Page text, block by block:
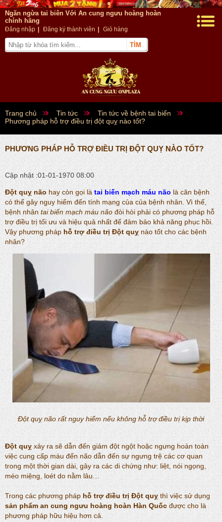
Ngăn ngừa tai biên Với An cung ngưu hoàng hoàn
chính hãng
Đăng nhập Đăng ký thành viên Giỏ hàng
Trang chủ Tin tức
Tin tức về bệnh tai biến
Phương pháp hỗ trợ điều trị đột quỵ nào tốt?
PHƯƠNG PHÁP HỖ TRỢ ĐIỀU TRỊ ĐỘT QUỴ NÀO TỐT?
Cập nhật :01-01-1970 08:00
Đột quỵ não hay còn gọi là tai biến mạch máu não là căn bệnh
có thể gây nguy hiểm đến tính mạng của của bệnh nhân. Vì thế,
bệnh nhân tai biến mạch máu não đòi hòi phải có phương pháp hỗ
trợ điều trị tối ưu và hiệu quả nhất để đảm bảo khả năng phục hồi.
Vậy phương pháp hỗ trợ điều trị Đột quỵ nào tốt cho các bệnh
nhân?
Đột quỵ não rất nguy hiểm nếu không hỗ trợ điều trị kịp thời
Đột quỵxảy ra sẽ dẫn đến giảm đột ngột hoặc ngưng hoàn toàn
việc cung cấp máu đến não dẫn đến sự ngưng trệ các cơ quan
trong một thời gian dài, gây ra các di chứng như: liệt, nói ngọng,
méo miệng, loét do nằm lâu…
Trong các phương pháphỗ trợ điều trị Đột quỵthì việc sử dụng
sản phẩm an cung ngưu hoàng hoàn Hàn Quốc được cho là
phương pháp hữu hiệu hơn cả.